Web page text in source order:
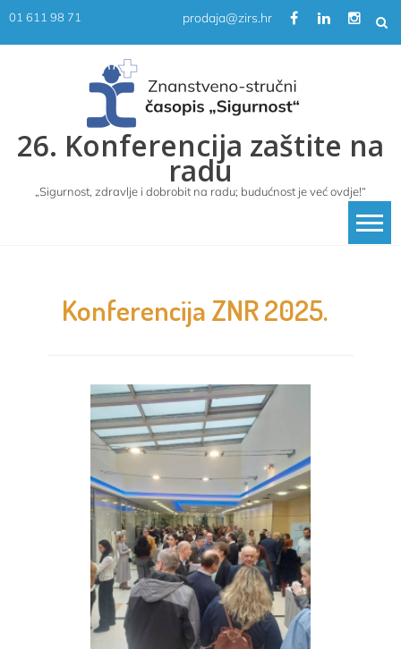
Skip01 611 98 71 prodaja@zirs.hr
26. Konferencija zaštite na
radu
„Sigurnost, zdravlje i dobrobit na radu; budućnost je već ovdje!“
Konferencija ZNR 2025.